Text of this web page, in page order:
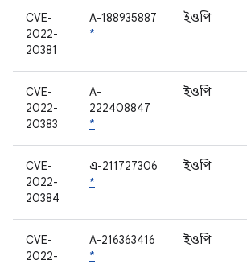
CVE-
2022-
20381
A-188935887
*
ইওপি
CVE-
2022-
20383
A-
222408847
*
ইওপি
CVE-
2022-
20384
এ-211727306
*
ইওপি
CVE-
2022-
A-216363416
*
ইওপি